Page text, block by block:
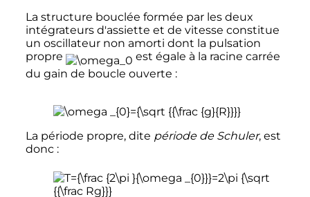
La structure bouclée formée par les deux
intégrateurs d'assiette et de vitesse constitue
un oscillateur non amorti dont la pulsation
propre
est égale à la racine carrée
du gain de boucle ouverte :
La période propre, dite période de Schuler, est
donc :